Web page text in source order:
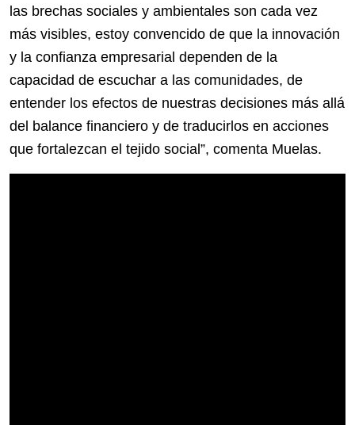
las brechas sociales y ambientales son cada vez
más visibles, estoy convencido de que la innovación
y la confianza empresarial dependen de la
capacidad de escuchar a las comunidades, de
entender los efectos de nuestras decisiones más allá
del balance financiero y de traducirlos en acciones
que fortalezcan el tejido social”, comenta Muelas.